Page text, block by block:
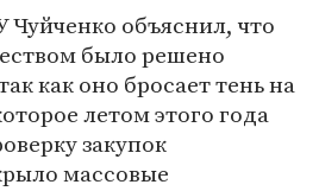
Чуйченко объяснил, что
было решено
как оно бросает тень на
летом этого года
закупок
массовые